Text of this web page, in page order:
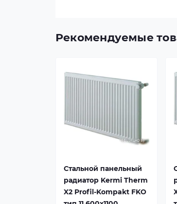
Рекомендуемые
Стальной панельный
радиатор Kermi Therm
X2 Profil-Kompakt FKO